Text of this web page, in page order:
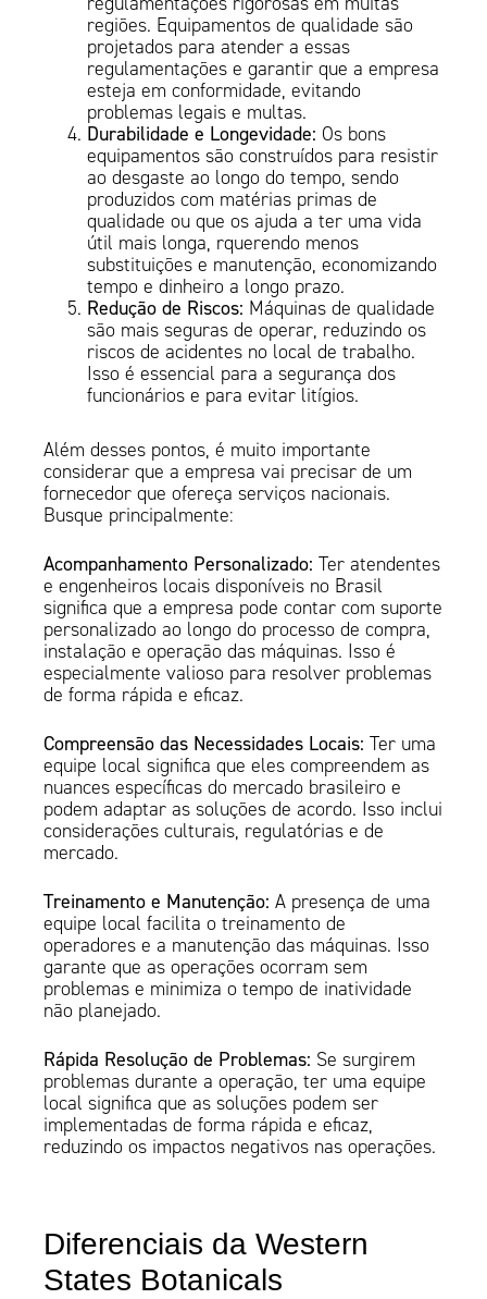
regiões. Equipamentos de qualidade são
projetados para atender a essas
regulamentações e garantir que a empresa
esteja em conformidade, evitando
problemas legais e multas.
Durabilidade e Longevidade: Os bons
equipamentos são construídos para resistir
ao desgaste ao longo do tempo, sendo
produzidos com matérias primas de
qualidade ou que os ajuda a ter uma vida
útil mais longa, rquerendo menos
substituições e manutenção, economizando
tempo e dinheiro a longo prazo.
Redução de Riscos: Máquinas de qualidade
são mais seguras de operar, reduzindo os
riscos de acidentes no local de trabalho.
Isso é essencial para a segurança dos
funcionários e para evitar litígios.
Além desses pontos, é muito importante
considerar que a empresa vai precisar de um
fornecedor que ofereça serviços nacionais.
Busque principalmente:
Acompanhamento Personalizado:Ter atendentes
e engenheiros locais disponíveis no Brasil
significa que a empresa pode contar com suporte
personalizado ao longo do processo de compra,
instalação e operação das máquinas. Isso é
especialmente valioso para resolver problemas
de forma rápida e eficaz.
Compreensão das Necessidades Locais: Ter uma
equipe local significa que eles compreendem as
nuances específicas do mercado brasileiro e
podem adaptar as soluções de acordo. Isso inclui
considerações culturais, regulatórias e de
mercado.
Treinamento e Manutenção:A presença de uma
equipe local facilita o treinamento de
operadores e a manutenção das máquinas. Isso
garante que as operações ocorram sem
problemas e minimiza o tempo de inatividade
não planejado.
Rápida Resolução de Problemas: Se surgirem
problemas durante a operação, ter uma equipe
local significa que as soluções podem ser
implementadas de forma rápida e eficaz,
reduzindo os impactos negativos nas operações.
Diferenciais da Western
States Botanicals